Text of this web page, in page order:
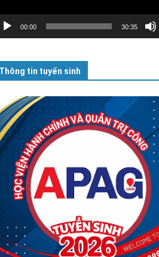
00:00 30:35
Thông tin tuyển sinh